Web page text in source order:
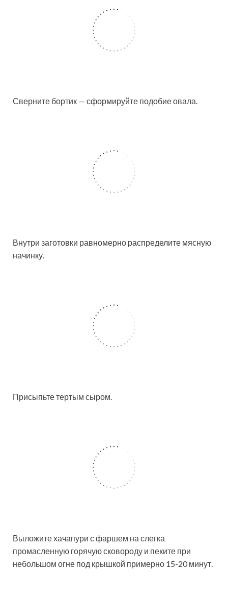
Сверните бортик — сформируйте подобие овала.
Внутри заготовки равномерно распределите мясную
начинку.
Присыпьте тертым сыром.
Выложите хачапури с фаршем на слегка
промасленную горячую сковороду и пеките при
небольшом огне под крышкой примерно 15-20 минут.